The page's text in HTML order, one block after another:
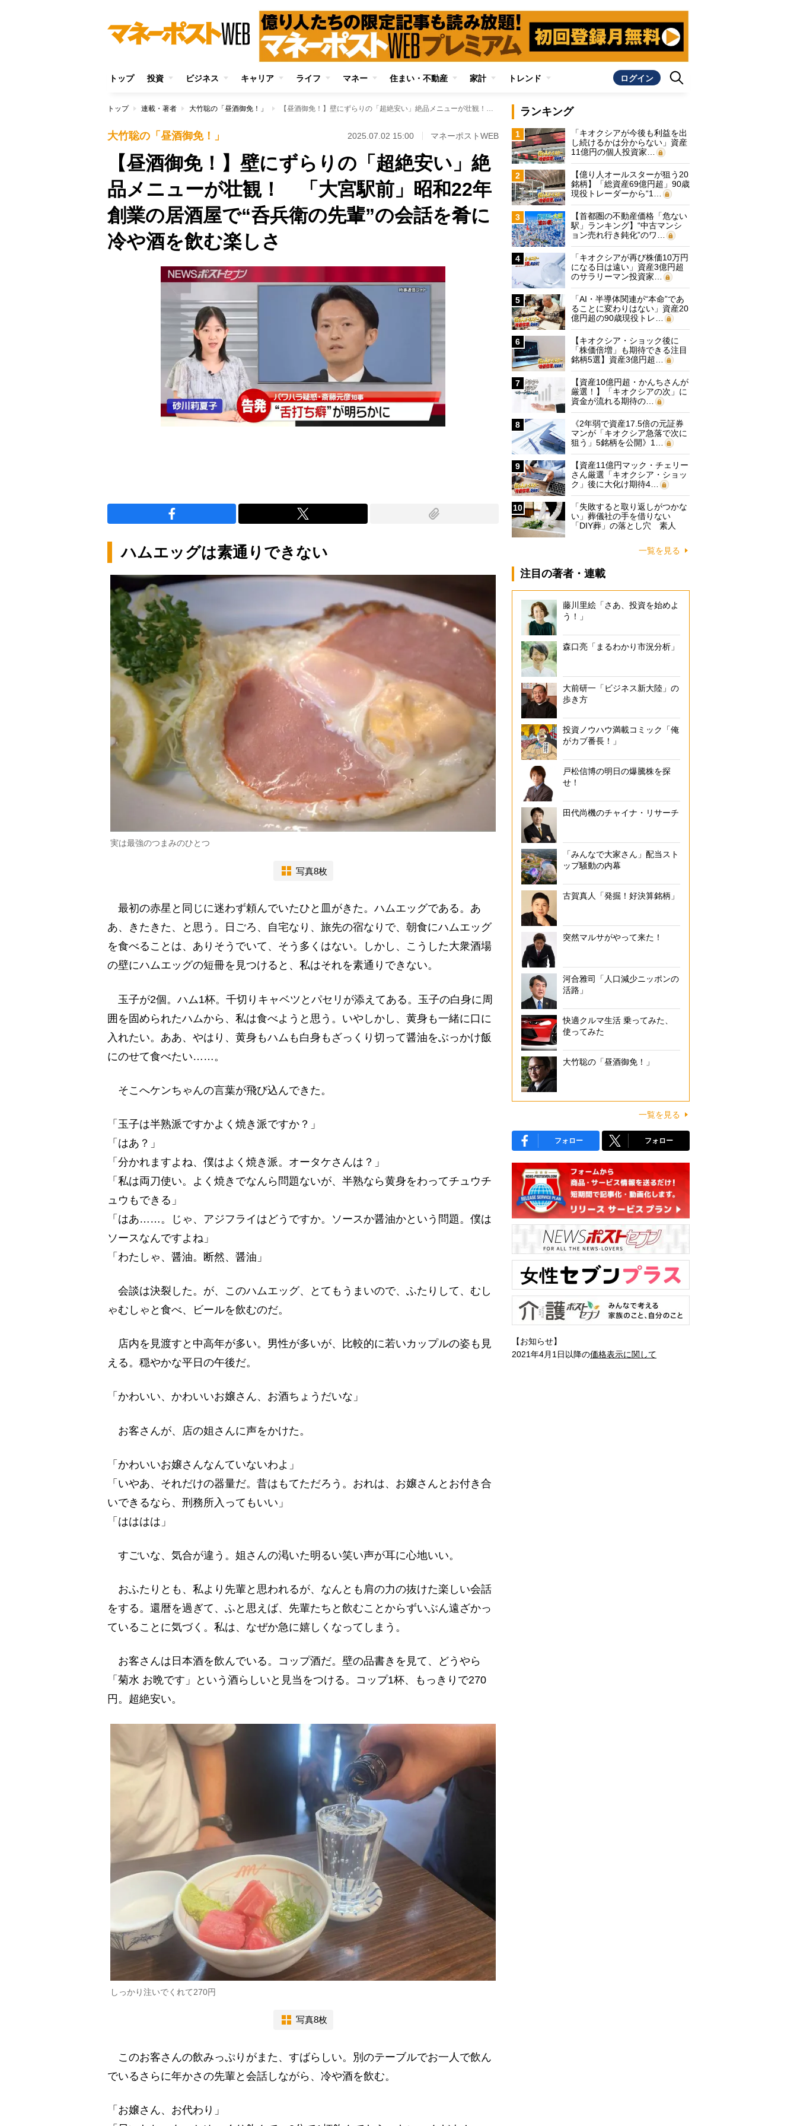
トップ 投資 ビジネス キャリア ライフ マネー 住まい・不動産 家計 トレンド ログイン
トップ 連載・著者 大竹聡の「昼酒御免！」 【昼酒御免！】壁にずらりの「超絶安い」絶品メニューが壮観！ 「大宮駅前」昭和22年創業の居酒屋で“呑兵衛の先輩”の会話を肴に冷や酒を飲む楽しさ
大竹聡の「昼酒御免！」 2025.07.02 15:00 マネーポストWEB
【昼酒御免！】壁にずらりの「超絶安い」絶
品メニューが壮観！ 「大宮駅前」昭和22年
創業の居酒屋で“呑兵衛の先輩”の会話を肴に
冷や酒を飲む楽しさ
ハムエッグは素通りできない
実は最強のつまみのひとつ
写真8枚
最初の赤星と同じに迷わず頼んでいたひと皿がきた。ハムエッグである。あ
あ、きたきた、と思う。日ごろ、自宅なり、旅先の宿なりで、朝食にハムエッグ
を食べることは、ありそうでいて、そう多くはない。しかし、こうした大衆酒場
の壁にハムエッグの短冊を見つけると、私はそれを素通りできない。
玉子が2個。ハム1杯。千切りキャベツとパセリが添えてある。玉子の白身に周
囲を固められたハムから、私は食べようと思う。いやしかし、黄身も一緒に口に
入れたい。ああ、やはり、黄身もハムも白身もざっくり切って醤油をぶっかけ飯
にのせて食べたい……。
そこへケンちゃんの言葉が飛び込んできた。
「玉子は半熟派ですかよく焼き派ですか？」
「はあ？」
「分かれますよね、僕はよく焼き派。オータケさんは？」
「私は両刀使い。よく焼きでなんら問題ないが、半熟なら黄身をわってチュウチ
ュウもできる」
「はあ……。じゃ、アジフライはどうですか。ソースか醤油かという問題。僕は
ソースなんですよね」
「わたしゃ、醤油。断然、醤油」
会談は決裂した。が、このハムエッグ、とてもうまいので、ふたりして、むし
ゃむしゃと食べ、ビールを飲むのだ。
店内を見渡すと中高年が多い。男性が多いが、比較的に若いカップルの姿も見
える。穏やかな平日の午後だ。
「かわいい、かわいいお嬢さん、お酒ちょうだいな」
お客さんが、店の姐さんに声をかけた。
「かわいいお嬢さんなんていないわよ」
「いやあ、それだけの器量だ。昔はもてただろう。おれは、お嬢さんとお付き合
いできるなら、刑務所入ってもいい」
「はははは」
すごいな、気合が違う。姐さんの渇いた明るい笑い声が耳に心地いい。
おふたりとも、私より先輩と思われるが、なんとも肩の力の抜けた楽しい会話
をする。還暦を過ぎて、ふと思えば、先輩たちと飲むことからずいぶん遠ざかっ
ていることに気づく。私は、なぜか急に嬉しくなってしまう。
お客さんは日本酒を飲んでいる。コップ酒だ。壁の品書きを見て、どうやら
「菊水 お晩です」という酒らしいと見当をつける。コップ1杯、もっきりで270
円。超絶安い。
しっかり注いでくれて270円
写真8枚
このお客さんの飲みっぷりがまた、すばらしい。別のテーブルでお一人で飲ん
でいるさらに年かさの先輩と会話しながら、冷や酒を飲む。
「お嬢さん、お代わり」
ランキング
1
「キオクシアが今後も利益を出
し続けるかは分からない」資産
11億円の個人投資家…
2
【億り人オールスターが狙う20
銘柄】「総資産69億円超」90歳
現役トレーダーから“1…
3
【首都圏の不動産価格「危ない
駅」ランキング】“中古マンシ
ョン売れ行き鈍化”のワ…
4
「キオクシアが再び株価10万円
になる日は遠い」資産3億円超
のサラリーマン投資家…
5
「AI・半導体関連が“本命”であ
ることに変わりはない」資産20
億円超の90歳現役トレ…
6
【キオクシア・ショック後に
「株価倍増」も期待できる注目
銘柄5選】資産3億円超…
7
【資産10億円超・かんちさんが
厳選！】「キオクシアの次」に
資金が流れる期待の…
8
《2年弱で資産17.5倍の元証券
マンが「キオクシア急落で次に
狙う」5銘柄を公開》1…
9
【資産11億円マック・チェリー
さん厳選「キオクシア・ショッ
ク」後に大化け期待4…
10
「失敗すると取り返しがつかな
い」葬儀社の手を借りない
「DIY葬」の落とし穴 素人
一覧を見る
注目の著者・連載
藤川里絵「さあ、投資を始めよ
う！」
森口亮「まるわかり市況分析」
大前研一「ビジネス新大陸」の
歩き方
投資ノウハウ満載コミック「俺
がカブ番長！」
戸松信博の明日の爆騰株を探
せ！
田代尚機のチャイナ・リサーチ
「みんなで大家さん」配当スト
ップ騒動の内幕
古賀真人「発掘！好決算銘柄」
突然マルサがやって来た！
河合雅司「人口減少ニッポンの
活路」
快適クルマ生活 乗ってみた、
使ってみた
大竹聡の「昼酒御免！」
一覧を見る
フォロー フォロー
【お知らせ】
2021年4月1日以降の価格表示に関して